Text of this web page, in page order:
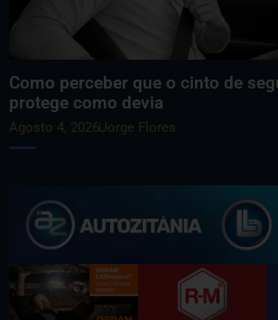
Como perceber que o cinto de
protege como devia
Agosto 4, 2026Jorge Flores